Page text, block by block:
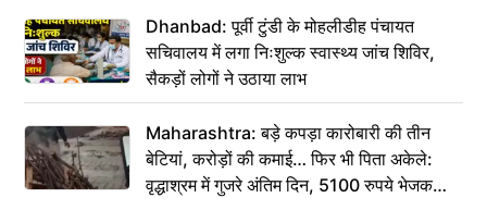
Dhanbad: पूर्वी टुंडी के मोहलीडीह पंचायत
सचिवालय में लगा निःशुल्क स्वास्थ्य जांच शिविर,
सैकड़ों लोगों ने उठाया लाभ
Maharashtra: बड़े कपड़ा कारोबारी की तीन
बेटियां, करोड़ों की कमाई… फिर भी पिता अकेले:
वृद्धाश्रम में गुजरे अंतिम दिन, 5100 रुपये भेजकर